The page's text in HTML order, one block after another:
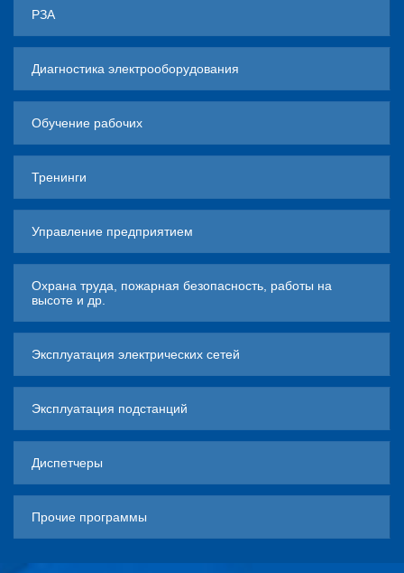
РЗА
Диагностика электрооборудования
Обучение рабочих
Тренинги
Управление предприятием
Охрана труда, пожарная безопасность, работы на
высоте и др.
Эксплуатация электрических сетей
Эксплуатация подстанций
Диспетчеры
Прочие программы